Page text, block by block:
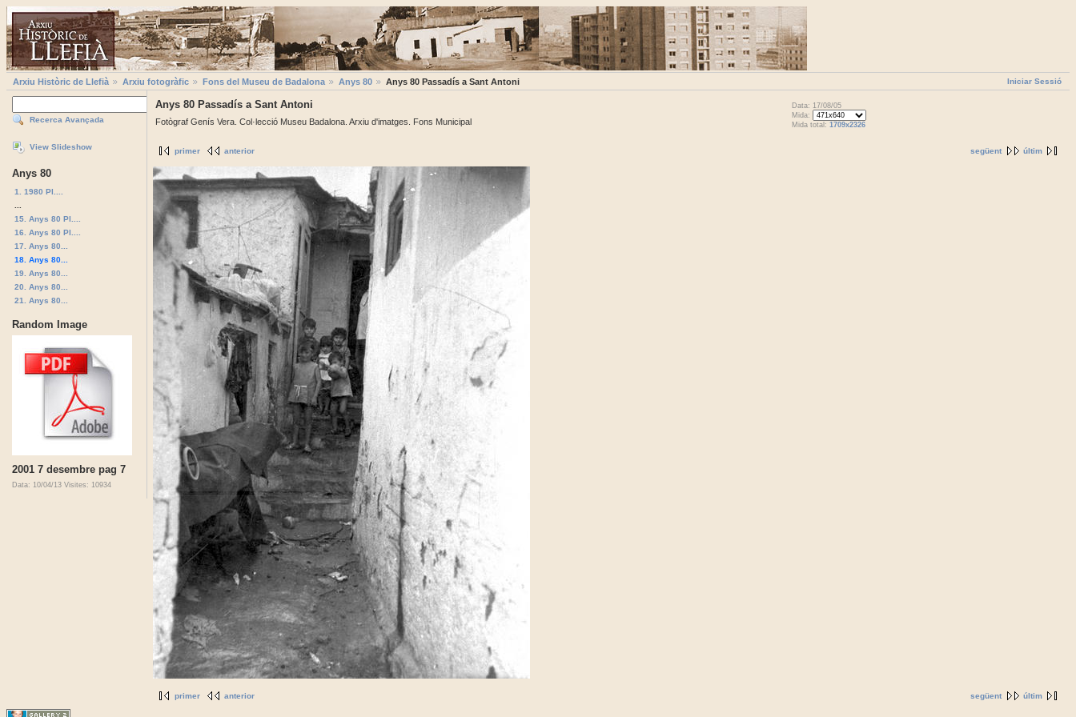
Iniciar Sessió
Arxiu Històric de Llefià Arxiu fotogràfic Fons del Museu de Badalona Anys 80 Anys 80 Passadís a Sant Antoni
Recerca Avançada
View Slideshow
Anys 80
1. 1980 Pl....
15. Anys 80 Pl....
16. Anys 80 Pl....
17. Anys 80...
18. Anys 80...
19. Anys 80...
20. Anys 80...
21. Anys 80...
Random Image
2001 7 desembre pag 7
Data: 10/04/13 Visites: 10934
Anys 80 Passadís a Sant Antoni
Fotògraf Genís Vera. Col·lecció Museu Badalona. Arxiu d'imatges. Fons Municipal
Data: 17/08/05
Mida:
Mida total: 1709x2326
següent últim
primer anterior
següent últim
primer anterior